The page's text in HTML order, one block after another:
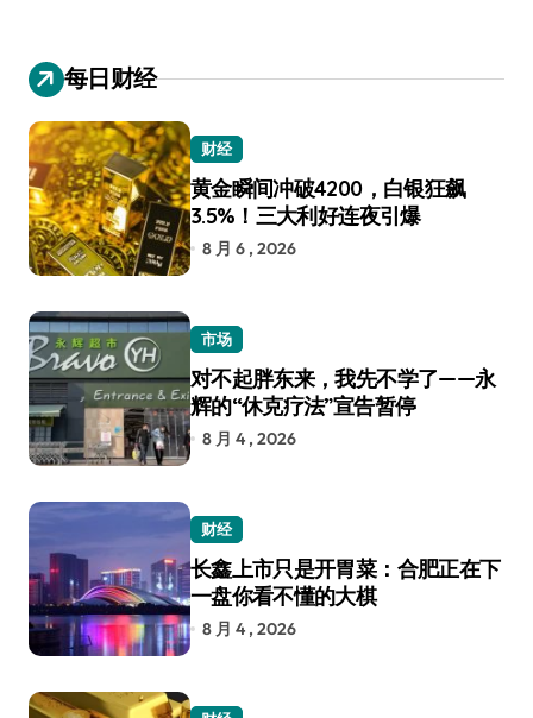
每日财经
财经
黄金瞬间冲破4200，白银狂飙
3.5%！三大利好连夜引爆
8 月 6 , 2026
市场
对不起胖东来，我先不学了——永
辉的“休克疗法”宣告暂停
8 月 4 , 2026
财经
长鑫上市只是开胃菜：合肥正在下
一盘你看不懂的大棋
8 月 4 , 2026